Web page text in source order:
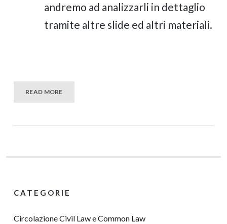
andremo ad analizzarli in dettaglio
tramite altre slide ed altri materiali.
READ MORE
CATEGORIE
Circolazione Civil Law e Common Law